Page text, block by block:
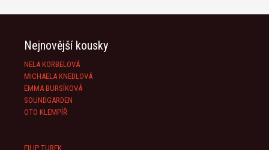
Nejnovější kousky
NELA KORBELOVÁ
MICHAELA KNEDLOVÁ
EMMA BURSÍKOVÁ
SOUNDGARDEN
OTO KLEMPÍŘ
FILIP TUREK